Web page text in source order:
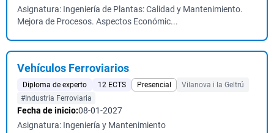
Asignatura: Ingeniería de Plantas: Calidad y Mantenimiento.
Mejora de Procesos. Aspectos Económic...
Vehículos Ferroviarios
Diploma de experto 12 ECTS Presencial
Vilanova i la Geltrú
#Industria Ferroviaria
Fecha de inicio:08-01-2027
Asignatura: Ingeniería y Mantenimiento